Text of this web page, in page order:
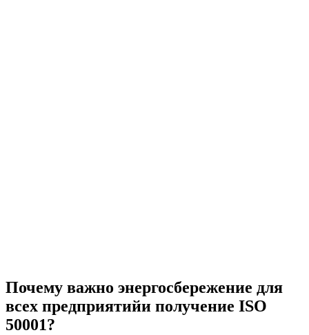
Почему важно энергосбережение для
всех предприятийи получение ISO
50001?